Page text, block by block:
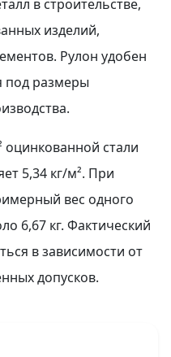
в строительстве,
изделий,
Рулон удобен
под размеры
стали
5,34 кг/м². При
вес одного
6,67 кг. Фактический
в зависимости от
допусков.